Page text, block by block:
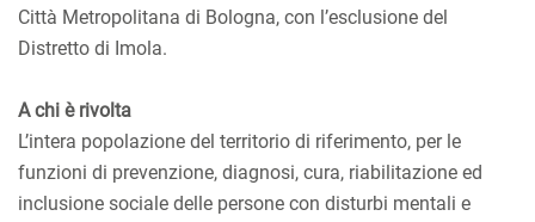
Città Metropolitana di Bologna, con l’esclusione del
Distretto di Imola.
A chi è rivolta
L’intera popolazione del territorio di riferimento, per le
funzioni di prevenzione, diagnosi, cura, riabilitazione ed
inclusione sociale delle persone con disturbi mentali e